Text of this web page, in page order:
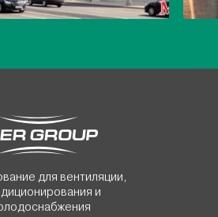
для вентиляции,
и